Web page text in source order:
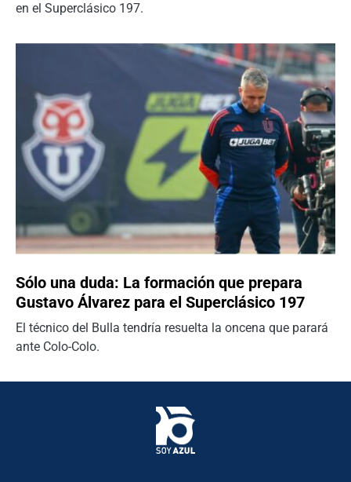
en el Superclásico 197.
Sólo una duda: La formación que prepara
Gustavo Álvarez para el Superclásico 197
El técnico del Bulla tendría resuelta la oncena que parará
ante Colo-Colo.